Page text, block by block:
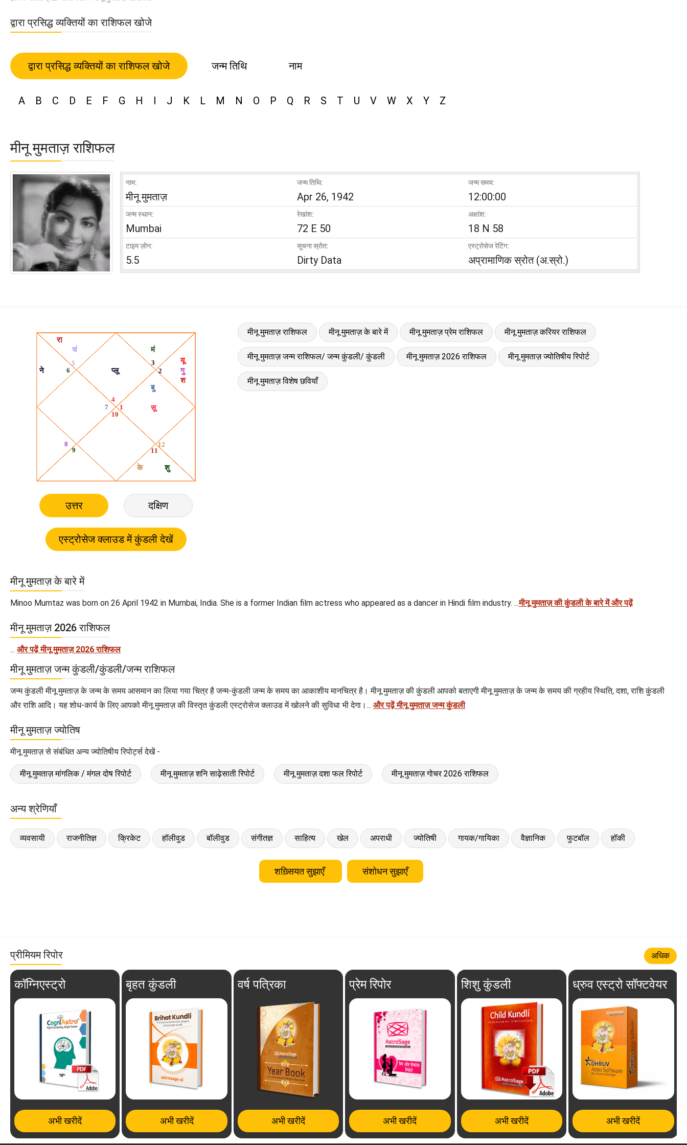
द्वारा प्रसिद्ध व्यक्तियों का राशिफल खोजे
द्वारा प्रसिद्ध व्यक्तियों का राशिफल खोजे जन्म तिथि नाम
A B C D E F G H I J K L M N O P Q R S T U V W X Y Z
मीनू मुमताज़ राशिफल
नाम:
मीनू मुमताज़
जन्म तिथि:
Apr 26, 1942
जन्म समय:
12:00:00
जन्म स्थान:
Mumbai
रेखांश:
72 E 50
अक्षांश:
18 N 58
टाइम ज़ोन:
5.5
सूचना स्रोत:
Dirty Data
एस्ट्रोसेज रेटिंग:
अप्रामाणिक स्रोत (अ.स्रो.)
उत्तर दक्षिण
मीनू मुमताज़ राशिफल मीनू मुमताज़ के बारे में मीनू मुमताज़ प्रेम राशिफल मीनू मुमताज़ करियर राशिफल
मीनू मुमताज़ जन्म राशिफल/ जन्म कुंडली/ कुंडली मीनू मुमताज़ 2026 राशिफल मीनू मुमताज़ ज्योतिषीय रिपोर्ट
मीनू मुमताज़ विशेष छवियाँ
मीनू मुमताज़ के बारे में
Minoo Mumtaz was born on 26 April 1942 in Mumbai, India. She is a former Indian film actress who appeared as a dancer in Hindi film industry. ...मीनू मुमताज़ की कुंडली के बारे में और पढ़ें
मीनू मुमताज़ 2026 राशिफल
... और पढ़ें मीनू मुमताज़ 2026 राशिफल
मीनू मुमताज़ जन्म कुंडली/कुंडली/जन्म राशिफल
जन्म कुंडली मीनू मुमताज़ के जन्म के समय आसमान का लिया गया चित्र है जन्म-कुंडली जन्म के समय का आकाशीय मानचित्र है। मीनू मुमताज़ की कुंडली आपको बताएगी मीनू मुमताज़ के जन्म के समय की ग्रहीय स्थिति, दशा, राशि कुंडली
और राशि आदि। यह शोध-कार्य के लिए आपको मीनू मुमताज़ की विस्तृत कुंडली एस्ट्रोसेज क्लाउड में खोलने की सुविधा भी देगा।... और पढ़ें मीनू मुमताज़ जन्म कुंडली
मीनू मुमताज़ ज्योतिष
मीनू मुमताज़ से संबंधित अन्य ज्योतिषीय रिपोर्ट्स देखें -
मीनू मुमताज़ मांगलिक / मंगल दोष रिपोर्ट मीनू मुमताज़ शनि साढ़ेसाती रिपोर्ट मीनू मुमताज़ दशा फल रिपोर्ट मीनू मुमताज़ गोचर 2026 राशिफल
अन्य श्रेणियाँ
व्यवसायी राजनीतिज्ञ क्रिकेट हॉलीवुड बॉलीवुड संगीतज्ञ साहित्य खेल अपराधी ज्योतिषी गायक/गायिका वैज्ञानिक फुटबॉल हॉकी
शख़्सियत सुझाएँ संशोधन सुझाएँ
प्रीमियम रिपोर अधिक
कॉग्निएस्ट्रो
अभी खरीदें
बृहत कुंडली
अभी खरीदें
वर्ष पत्रिका
अभी खरीदें
प्रेम रिपोर
अभी खरीदें
शिशु कुंडली
अभी खरीदें
ध्रुव एस्ट्रो सॉफ्टवेयर
अभी खरीदें